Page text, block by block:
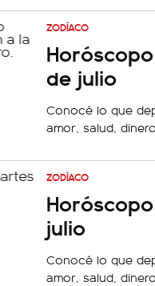
ZODÍACO
de julio
Conocé lo que
amor, salud,
ZODÍACO
julio
Conocé lo que
amor, salud,